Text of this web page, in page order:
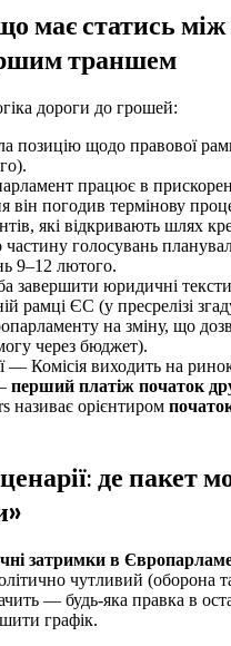
має статись між
траншем
дороги до грошей:
позицію щодо правової
працює в
він погодив термінову
які відкривають шлях
голосувань
9–12 лютого.
завершити юридичні
рамці ЄС (у пресрелізі
на зміну, що
через бюджет).
— Комісія виходить на
перший платіж початок
називає орієнтиром
де пакет
затримки в
чутливий (оборона
— будь-яка правка в
графік.